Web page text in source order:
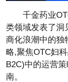
千金药业
类领域发表了洞
商化浪潮中的独
略,聚焦OTC妇
B2C)中的运营
南。